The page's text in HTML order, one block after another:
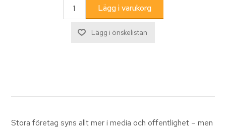
Stora företag syns allt mer i media och offentlighet – men